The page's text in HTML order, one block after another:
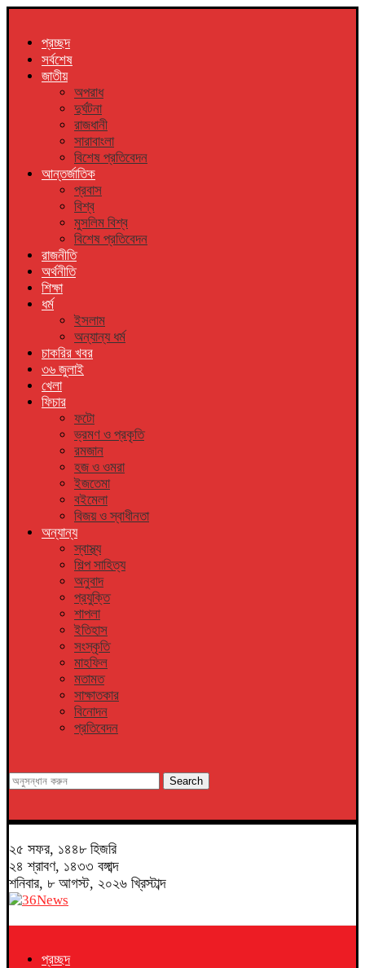
প্রচ্ছদ
সর্বশেষ
জাতীয়
অপরাধ
দুর্ঘটনা
রাজধানী
সারাবাংলা
বিশেষ প্রতিবেদন
আন্তর্জাতিক
প্রবাস
বিশ্ব
মুসলিম বিশ্ব
বিশেষ প্রতিবেদন
রাজনীতি
অর্থনীতি
শিক্ষা
ধর্ম
ইসলাম
অন্যান্য ধর্ম
চাকরির খবর
৩৬ জুলাই
খেলা
ফিচার
ফটো
ভ্রমণ ও প্রকৃতি
রমজান
হজ ও ওমরা
ইজতেমা
বইমেলা
বিজয় ও স্বাধীনতা
অন্যান্য
স্বাস্থ্য
শিল্প সাহিত্য
অনুবাদ
প্রযুক্তি
শাপলা
ইতিহাস
সংস্কৃতি
মাহফিল
মতামত
সাক্ষাতকার
বিনোদন
প্রতিবেদন
Search
২৫ সফর, ১৪৪৮ হিজরি
২৪ শ্রাবণ, ১৪৩৩ বঙ্গাব্দ
শনিবার, ৮ আগস্ট, ২০২৬ খ্রিস্টাব্দ
প্রচ্ছদ